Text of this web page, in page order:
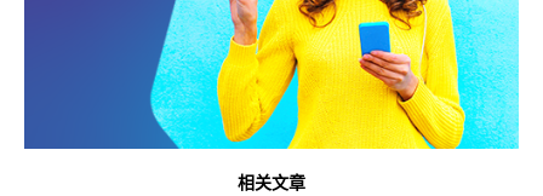
相关文章